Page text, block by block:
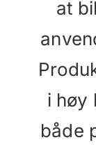
at
i høy
både